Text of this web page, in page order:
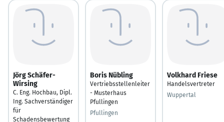
Jörg Schäfer-
Wirsing
C. Eng. Hochbau, Dipl.
Ing. Sachverständiger
für
Schadensbewertung
Boris Nübling
Vertriebsstellenleiter
- Musterhaus
Pfullingen
Pfullingen
Volkhard Friese
Handelsvertreter
Wuppertal